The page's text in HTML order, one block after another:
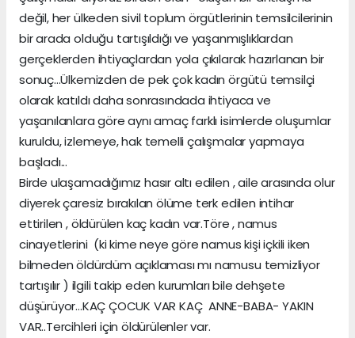
değil, her ülkeden sivil toplum örgütlerinin temsilcilerinin
bir arada olduğu tartışıldığı ve yaşanmışlıklardan
gerçeklerden ihtiyaçlardan yola çıkılarak hazırlanan bir
sonuç...Ülkemizden de pek çok kadın örgütü temsilçi
olarak katıldı daha sonrasındada ihtiyaca ve
yaşanılanlara göre aynı amaç farklı isimlerde oluşumlar
kuruldu, izlemeye, hak temelli çalışmalar yapmaya
başladı...
Birde ulaşamadığımız hasır altı edilen , aile arasında olur
diyerek çaresiz bırakılan ölüme terk edilen intihar
ettirilen , öldürülen kaç kadın var.Töre , namus
cinayetlerini (ki kime neye göre namus kişi içkili iken
bilmeden öldürdüm açıklaması mı namusu temizliyor
tartışılır ) ilgili takip eden kurumları bile dehşete
düşürüyor...KAÇ ÇOCUK VAR KAÇ ANNE-BABA- YAKIN
VAR..Tercihleri için öldürülenler var.